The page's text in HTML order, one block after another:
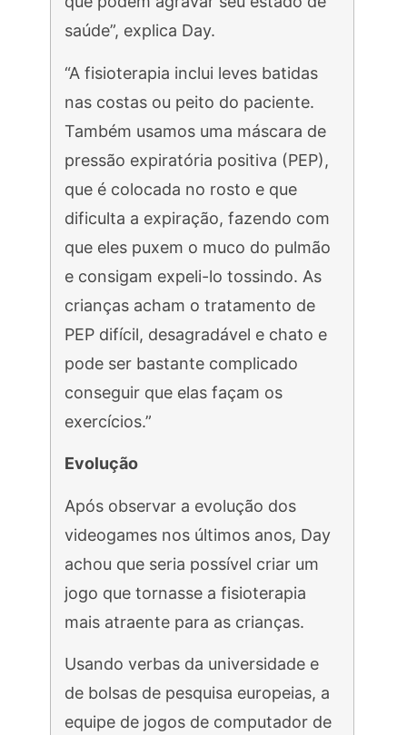
saúde”, explica Day.
“A fisioterapia inclui leves batidas
nas costas ou peito do paciente.
Também usamos uma máscara de
pressão expiratória positiva (PEP),
que é colocada no rosto e que
dificulta a expiração, fazendo com
que eles puxem o muco do pulmão
e consigam expeli-lo tossindo. As
crianças acham o tratamento de
PEP difícil, desagradável e chato e
pode ser bastante complicado
conseguir que elas façam os
exercícios.”
Evolução
Após observar a evolução dos
videogames nos últimos anos, Day
achou que seria possível criar um
jogo que tornasse a fisioterapia
mais atraente para as crianças.
Usando verbas da universidade e
de bolsas de pesquisa europeias, a
equipe de jogos de computador de